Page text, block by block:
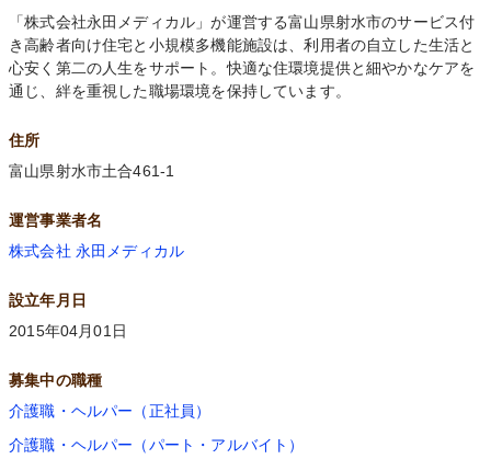
「株式会社永田メディカル」が運営する富山県射水市のサービス付
き高齢者向け住宅と小規模多機能施設は、利用者の自立した生活と
心安く第二の人生をサポート。快適な住環境提供と細やかなケアを
通じ、絆を重視した職場環境を保持しています。
住所
富山県射水市土合461-1
運営事業者名
株式会社 永田メディカル
設立年月日
2015年04月01日
募集中の職種
介護職・ヘルパー（正社員）
介護職・ヘルパー（パート・アルバイト）